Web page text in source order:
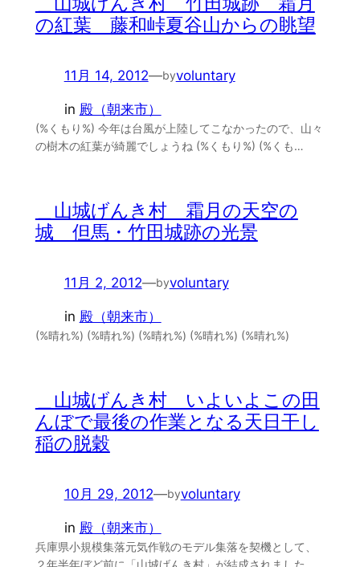
の紅葉 藤和峠夏谷山からの眺望
11月 14, 2012—byvoluntary
in 殿（朝来市）
(%くもり%) 今年は台風が上陸してこなかったので、山々
の樹木の紅葉が綺麗でしょうね (%くもり%) (%くも…
＿山城げんき村 霜月の天空の
城 但馬・竹田城跡の光景
11月 2, 2012—byvoluntary
in 殿（朝来市）
(%晴れ%) (%晴れ%) (%晴れ%) (%晴れ%) (%晴れ%)
＿山城げんき村 いよいよこの田
んぼで最後の作業となる天日干し
稲の脱穀
10月 29, 2012—byvoluntary
in 殿（朝来市）
兵庫県小規模集落元気作戦のモデル集落を契機として、